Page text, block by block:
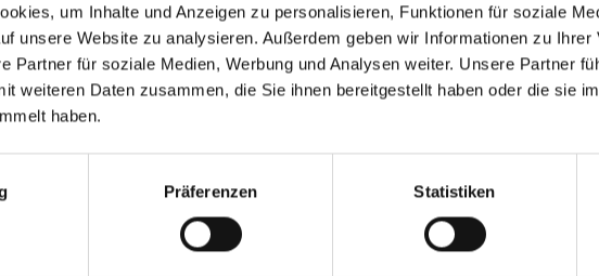
um Inhalte und Anzeigen zu personalisieren, Funktionen für soziale
unsere Website zu analysieren. Außerdem geben wir Informationen zu Ihrer
Partner für soziale Medien, Werbung und Analysen weiter. Unsere Partner
weiteren Daten zusammen, die Sie ihnen bereitgestellt haben oder die sie
haben.
Präferenzen Statistiken
Sie uns jetzt und überzeugen Sie sich selbst vor Ort von